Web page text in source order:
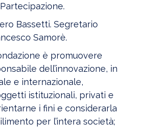
Bassetti. Segretario
Samorè.
è promuovere
dell’innovazione, in
e internazionale,
istituzionali, privati e
i fini e considerarla
per l’intera società;